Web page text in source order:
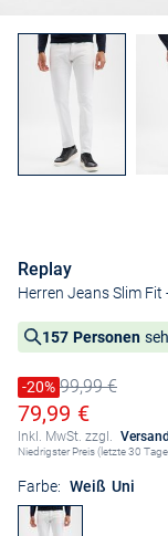
Replay
Herren Jeans Slim Fit
157 Personen
Preis reduziert um
-20%
Alter Preis99,99 €
Ermäßigter
79,99 €
Inkl. MwSt. zzgl.
Niedrigster Preis (letzte 30
Farbe: Weiß Uni